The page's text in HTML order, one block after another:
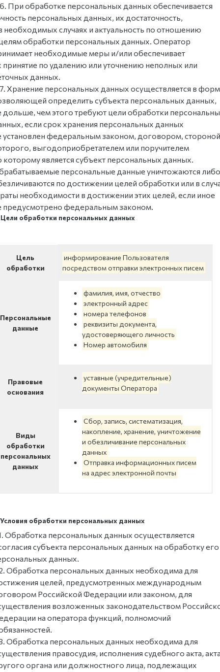
При обработке персональных данных обеспечивается
персональных данных, их достаточность,
необходимых случаях и актуальность по отношению
обработки персональных данных. Оператор
необходимые меры и/или обеспечивает
принятие по удалению или уточнению неполных или
данных.
Хранение персональных данных осуществляется в
определить субъекта персональных данных,
дольше, чем этого требуют цели обработки
если срок хранения персональных данных
установлен федеральным законом, договором, стороной
выгодоприобретателем или поручителем
которому является субъект персональных данных.
персональные данные уничтожаются либо
по достижении целей обработки или в
необходимости в достижении этих целей, если иное
предусмотрено федеральным законом.
обработки персональных данных
Цель
обработки
информирование Пользователя
посредством отправки электронных писем
Персональные
данные
фамилия, имя, отчество
электронный адрес
номера телефонов
реквизиты документа,
удостоверяющего личность
Номер автомобиля
Правовые
основания
уставные (учредительные)
документы Оператора
Виды
обработки
персональных
данных
Сбор, запись, систематизация,
накопление, хранение, уничтожение
и обезличивание персональных
данных
Отправка информационных писем
на адрес электронной почты
обработки персональных данных
Обработка персональных данных осуществляется
субъекта персональных данных на обработку его
данных.
Обработка персональных данных необходима для
целей, предусмотренных международным
Российской Федерации или законом, для
возложенных законодательством
на оператора функций, полномочий
Обработка персональных данных необходима для
правосудия, исполнения судебного акта,
органа или должностного лица, подлежащих